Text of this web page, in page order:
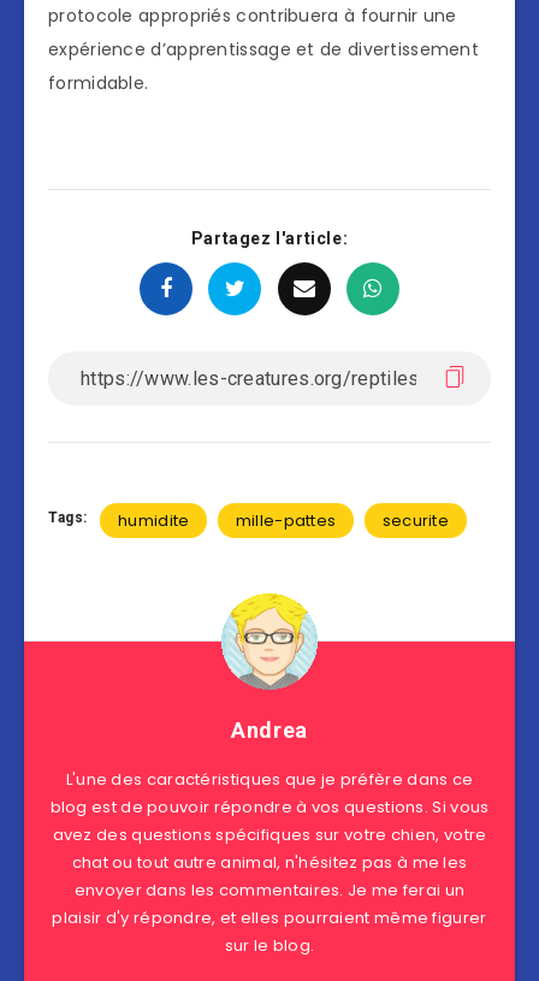
protocole appropriés contribuera à fournir une
expérience d’apprentissage et de divertissement
formidable.
Partagez l'article:
Tags: humidite mille-pattes securite
Andrea
L'une des caractéristiques que je préfère dans ce
blog est de pouvoir répondre à vos questions. Si vous
avez des questions spécifiques sur votre chien, votre
chat ou tout autre animal, n'hésitez pas à me les
envoyer dans les commentaires. Je me ferai un
plaisir d'y répondre, et elles pourraient même figurer
sur le blog.